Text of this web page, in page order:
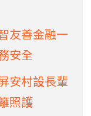
友善金融一
安全
安村設長輩
照護